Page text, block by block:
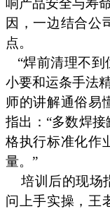
因，一边结合公
点。
“焊前清理不到
小要和运条手法
师的讲解通俗易
指出：“多数焊
格执行标准化作
量。”
培训后的现场
问上手实操，王